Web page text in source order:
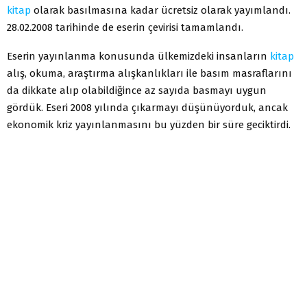
kitap olarak basılmasına kadar ücretsiz olarak yayımlandı.
28.02.2008 tarihinde de eserin çevirisi tamamlandı.
Eserin yayınlanma konusunda ülkemizdeki insanların kitap
alış, okuma, araştırma alışkanlıkları ile basım masraflarını
da dikkate alıp olabildiğince az sayıda basmayı uygun
gördük. Eseri 2008 yılında çıkarmayı düşünüyorduk, ancak
ekonomik kriz yayınlanmasını bu yüzden bir süre geciktirdi.